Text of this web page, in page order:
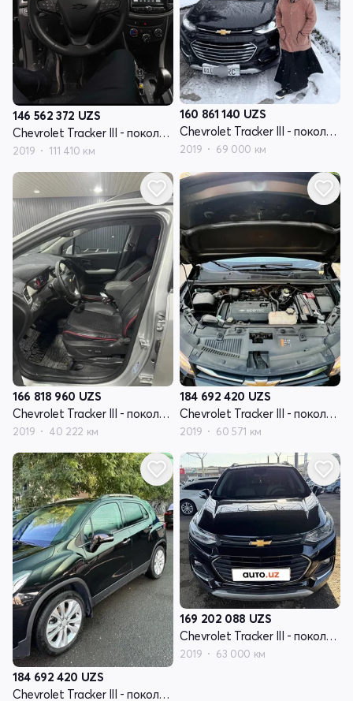
146 562 372 UZS
Chevrolet Tracker III - поколение рестайлинг
2019 111 410 км
160 861 140 UZS
Chevrolet Tracker III - поколение рестайлинг
2019 69 000 км
166 818 960 UZS
Chevrolet Tracker III - поколение рестайлинг
2019 40 222 км
184 692 420 UZS
Chevrolet Tracker III - поколение рестайлинг
2019 60 571 км
184 692 420 UZS
Chevrolet Tracker III - поколение рестайлинг
169 202 088 UZS
Chevrolet Tracker III - поколение рестайлинг
2019 63 000 км